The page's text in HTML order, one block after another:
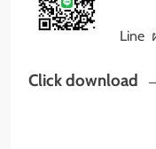
Line
Click download